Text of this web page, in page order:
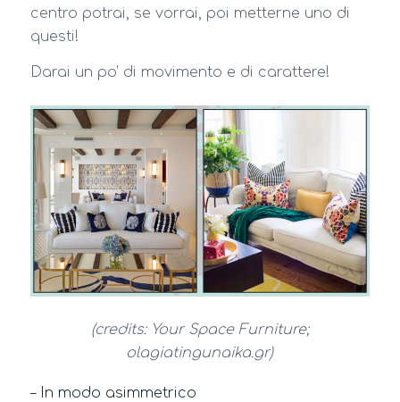
centro potrai, se vorrai, poi metterne uno di
questi!
Darai un po’ di movimento e di carattere!
(credits: Your Space Furniture;
olagiatingunaika.gr)
– In modo asimmetrico